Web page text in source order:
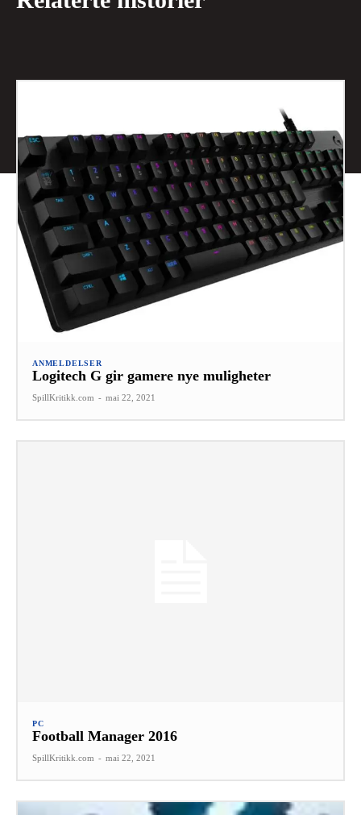
ANMELDELSER
Logitech G gir gamere nye muligheter
SpillKritikk.com - mai 22, 2021
PC
Football Manager 2016
SpillKritikk.com - mai 22, 2021